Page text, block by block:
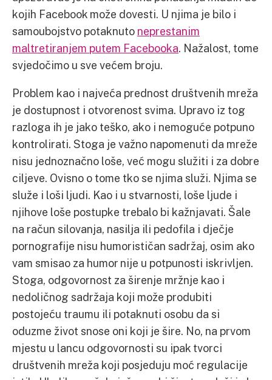
kojih Facebook može dovesti. U njima je bilo i
samoubojstvo potaknuto neprestanim
maltretiranjem putem Facebooka. Nažalost, tome
svjedočimo u sve većem broju.
Problem kao i najveća prednost društvenih mreža
je dostupnost i otvorenost svima. Upravo iz tog
razloga ih je jako teško, ako i nemoguće potpuno
kontrolirati. Stoga je važno napomenuti da mreže
nisu jednoznačno loše, već mogu služiti i za dobre
ciljeve. Ovisno o tome tko se njima služi. Njima se
služe i loši ljudi. Kao i u stvarnosti, loše ljude i
njihove loše postupke trebalo bi kažnjavati. Šale
na račun silovanja, nasilja ili pedofila i dječje
pornografije nisu humorističan sadržaj, osim ako
vam smisao za humor nije u potpunosti iskrivljen.
Stoga, odgovornost za širenje mržnje kao i
nedoličnog sadržaja koji može produbiti
postojeću traumu ili potaknuti osobu da si
oduzme život snose oni koji je šire. No, na prvom
mjestu u lancu odgovornosti su ipak tvorci
društvenih mreža koji posjeduju moć regulacije